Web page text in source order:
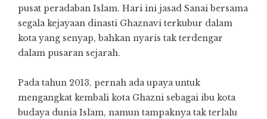
pusat peradaban Islam. Hari ini jasad Sanai bersama
segala kejayaan dinasti Ghaznavi terkubur dalam
kota yang senyap, bahkan nyaris tak terdengar
dalam pusaran sejarah.
Pada tahun 2013, pernah ada upaya untuk
mengangkat kembali kota Ghazni sebagai ibu kota
budaya dunia Islam, namun tampaknya tak terlalu